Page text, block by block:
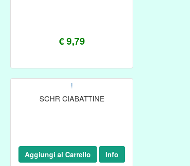
€ 9,79
!
SCHR CIABATTINE
Aggiungi al Carrello Info